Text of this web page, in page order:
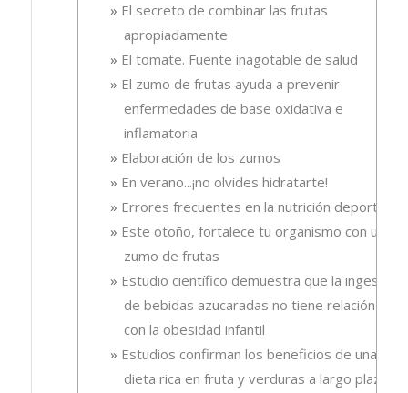
El secreto de combinar las frutas
apropiadamente
El tomate. Fuente inagotable de salud
El zumo de frutas ayuda a prevenir
enfermedades de base oxidativa e
inflamatoria
Elaboración de los zumos
En verano...¡no olvides hidratarte!
Errores frecuentes en la nutrición deportiva
Este otoño, fortalece tu organismo con un
zumo de frutas
Estudio científico demuestra que la ingesta
de bebidas azucaradas no tiene relación
con la obesidad infantil
Estudios confirman los beneficios de una
dieta rica en fruta y verduras a largo plazo